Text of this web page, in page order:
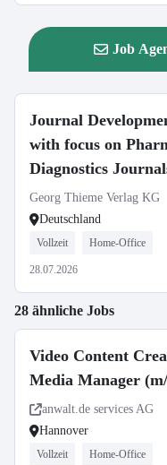
Job
Journal
with focus on
Diagnostics
Georg Thieme Verlag KG
Deutschland
Vollzeit Home-Office
28.07.2026
28 ähnliche Jobs
Video Content
Media Manager
anwalt.de services AG
Hannover
Vollzeit Home-Office